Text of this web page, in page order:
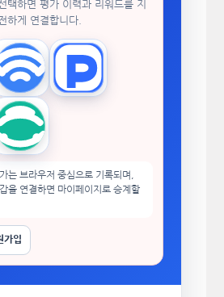
택하면 평가 이력과 리워드를 지
하게 연결합니다.
WalletConnectTokenPocket
imToken
는 브라우저 중심으로 기록되며,
을 연결하면 마이페이지로 승계할
가입